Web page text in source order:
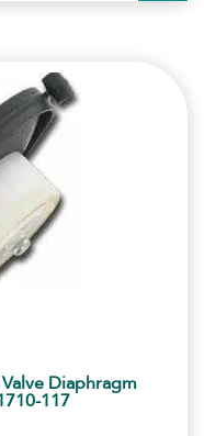
Diaphragm
117